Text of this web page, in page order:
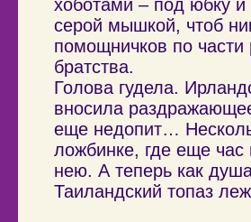
хоботами – под юбку и
серой мышкой, чтоб
помощничков по части
братства.
Голова гудела.
вносила
еще недопит…
ложбинке, где еще час
нею. А теперь как
Таиландский топаз